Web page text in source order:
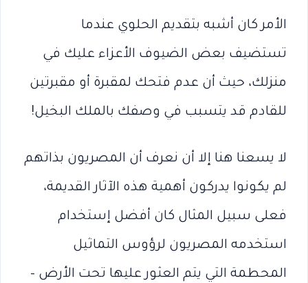
الأمر كان أشبه بتقديم الحلوي عندما
تستضيف بعض الضيوف الأعزاء عليك في
منزلك، حيث أن عدم فتحك لمقبرة أو مقبرتين
للقادم قد يتسبب في وصفك بالملك البخيل!
لا يسعنا هنا إلا أن نعرف أن المصريون بذاتهم
لم يكونوا يدركون أهمية هذه الآثار القديمة،
فعلى سبيل المثال كان أفضل إستخدام
استخدمه المصريون لرؤوس التماثيل
المحطمة التي يتم العثور عليها تحت الأرض –